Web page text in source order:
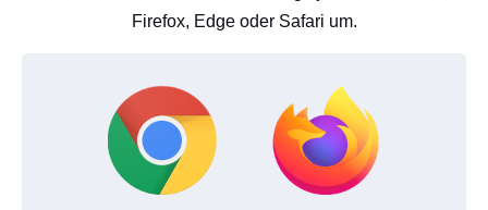
Firefox, Edge oder Safari um.